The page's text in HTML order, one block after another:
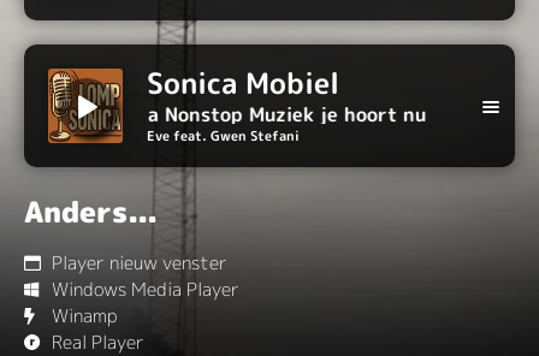
Sonica HQSonica Mobiel
Lomp Sonica Nonstop Muziek je hoort nu
Eve feat. Gwen Stefani
Sonica Mobiel
Anders...
Player nieuw venster
Windows Media Player
Winamp
Real Player